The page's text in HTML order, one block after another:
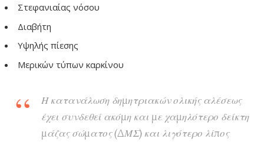
Στεφανιαίας νόσου
Διαβήτη
Υψηλής πίεσης
Μερικών τύπων καρκίνου
Η κατανάλωση δημητριακών ολικής αλέσεως
έχει συνδεθεί ακόμη και με χαμηλότερο δείκτη
μάζας σώματος (ΔΜΣ) και λιγότερο λίπος